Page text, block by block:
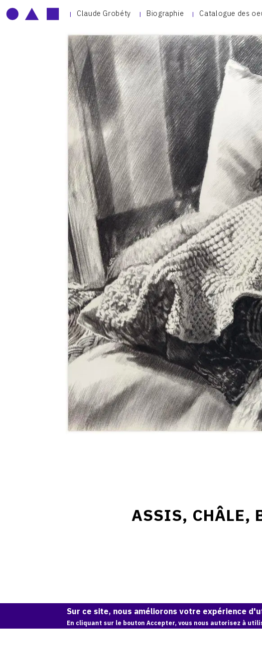
Claude Grobéty Biographie Catalogue des
ASSIS, CHÂLE,
Sur ce site, nous améliorons votre expérience
En cliquant sur le bouton Accepter, vous nous autorisez à